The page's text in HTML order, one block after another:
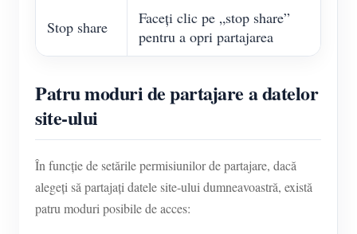
Stop share
Faceți clic pe „stop share”
pentru a opri partajarea
Patru moduri de partajare a datelor
site-ului
În funcție de setările permisiunilor de partajare, dacă
alegeți să partajați datele site-ului dumneavoastră, există
patru moduri posibile de acces: